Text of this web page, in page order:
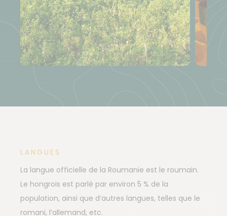
LANGUES
La langue officielle de la Roumanie est le roumain.
Le hongrois est parlé par environ 5 % de la
population, ainsi que d’autres langues, telles que le
romani, l’allemand, etc.